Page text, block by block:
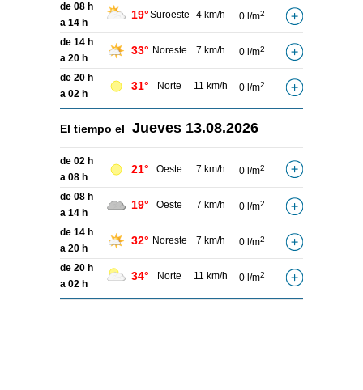
de 08 h
a 14 h
19°Suroeste 4 km/h 0 l/m2
de 14 h
a 20 h
33° Noreste 7 km/h 0 l/m2
de 20 h
a 02 h
31° Norte 11 km/h 0 l/m2
El tiempo el Jueves 13.08.2026
de 02 h
a 08 h
21° Oeste 7 km/h 0 l/m2
de 08 h
a 14 h
19° Oeste 7 km/h 0 l/m2
de 14 h
a 20 h
32° Noreste 7 km/h 0 l/m2
de 20 h
a 02 h
34° Norte 11 km/h 0 l/m2